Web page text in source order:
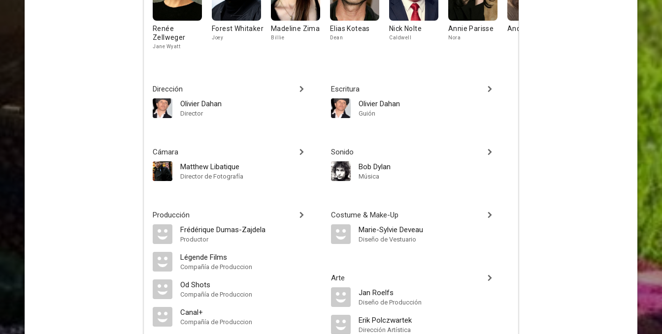
Renée
Zellweger
Jane Wyatt
Forest Whitaker
Joey
Madeline Zima
Billie
Elias Koteas
Dean
Nick Nolte
Caldwell
Annie Parisse
Nora
Andrea Powell
Dirección
Olivier Dahan
Director
Cámara
Matthew Libatique
Director de Fotografía
Producción
Frédérique Dumas-Zajdela
Productor
Légende Films
Compañía de Produccion
Od Shots
Compañía de Produccion
Canal+
Compañía de Produccion
Escritura
Olivier Dahan
Guión
Sonido
Bob Dylan
Música
Costume & Make-Up
Marie-Sylvie Deveau
Diseño de Vestuario
Arte
Jan Roelfs
Diseño de Producción
Erik Polczwartek
Dirección Artística